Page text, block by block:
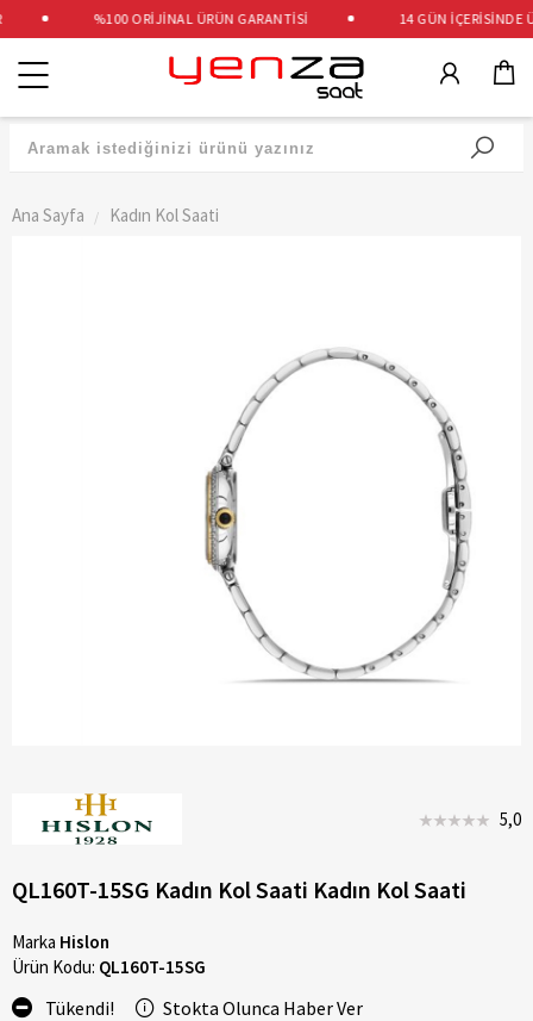
%100 ORİJİNAL ÜRÜN GARANTİSİ 14 GÜN İÇERİSİNDE
Kategoriler
Ana Sayfa Kadın Kol Saati
5,0
QL160T-15SG Kadın Kol Saati Kadın Kol Saati
Marka Hislon
Ürün Kodu: QL160T-15SG
Tükendi! Stokta Olunca Haber Ver